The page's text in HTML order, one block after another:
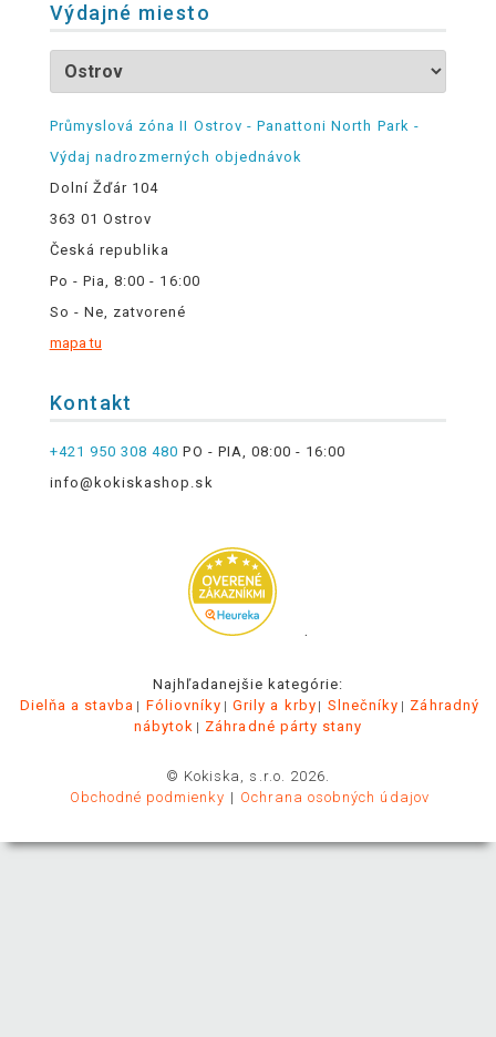
Výdajné miesto
Průmyslová zóna II Ostrov - Panattoni North Park -
Výdaj nadrozmerných objednávok
Dolní Žďár 104
363 01 Ostrov
Česká republika
Po - Pia, 8:00 - 16:00
So - Ne, zatvorené
mapa tu
Kontakt
+421 950 308 480 PO - PIA, 08:00 - 16:00
info@kokiskashop.sk
.
Najhľadanejšie kategórie:
Dielňa a stavba
Fóliovníky Grily a krby Slnečníky
Záhradný
nábytok
Záhradné párty stany
© Kokiska, s.r.o. 2026.
Obchodné podmienky
Ochrana osobných údajov